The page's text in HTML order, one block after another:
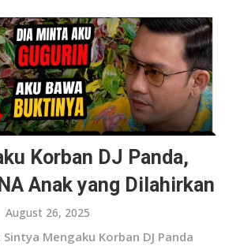
Korban DJ Panda,
Anak yang Dilahirkan
August 26, 2025
Mengaku Korban DJ Panda